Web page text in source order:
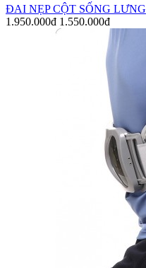
ĐAI NẸP CỘT SỐNG LƯNG
1.950.000đ 1.550.000đ